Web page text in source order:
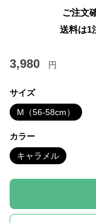
ご注文
送料は1
3,980 円
サイズ
M（56-58cm）
カラー
キャラメル